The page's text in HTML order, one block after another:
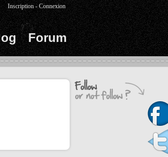
Forum
Inscription -Connexion